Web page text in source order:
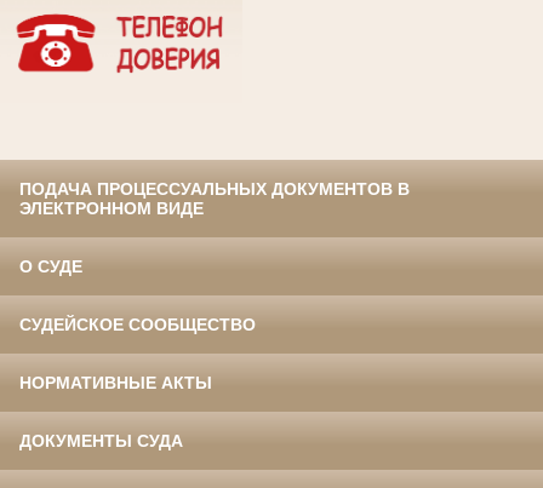
ПОДАЧА ПРОЦЕССУАЛЬНЫХ ДОКУМЕНТОВ В
ЭЛЕКТРОННОМ ВИДЕ
О СУДЕ
СУДЕЙСКОЕ СООБЩЕСТВО
НОРМАТИВНЫЕ АКТЫ
ДОКУМЕНТЫ СУДА